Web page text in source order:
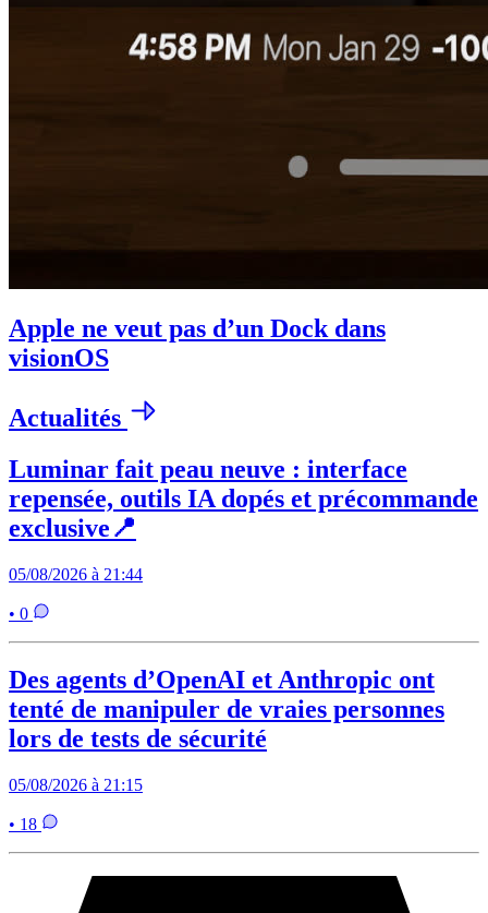
Apple ne veut pas d’un Dock dans
visionOS
Actualités
Luminar fait peau neuve : interface
repensée, outils IA dopés et précommande
exclusive📍
05/08/2026 à 21:44
• 0
Des agents d’OpenAI et Anthropic ont
tenté de manipuler de vraies personnes
lors de tests de sécurité
05/08/2026 à 21:15
• 18